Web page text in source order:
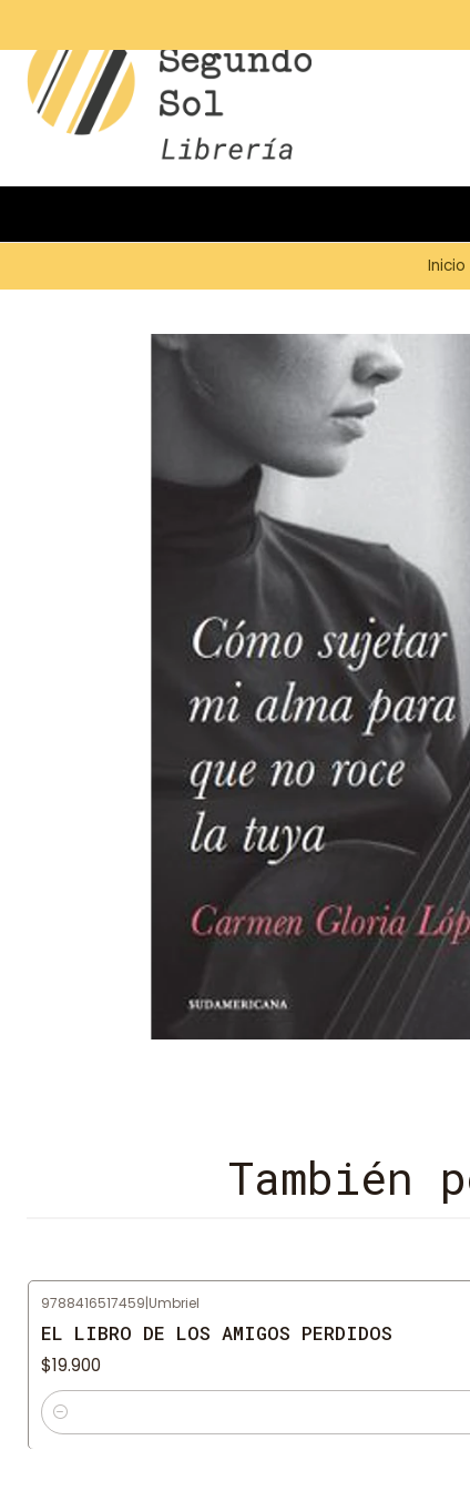
Inicio
También
9788416517459|Umbriel
EL LIBRO DE LOS AMIGOS PERDIDOS
$19.900
Cantidad